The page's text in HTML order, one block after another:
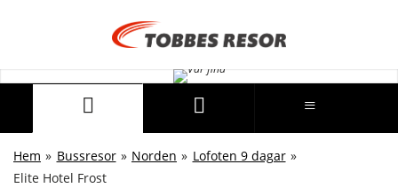
Hem » Bussresor » Norden » Lofoten 9 dagar »
Elite Hotel Frost